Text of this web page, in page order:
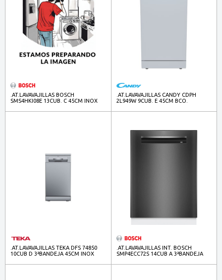
.AT.LAVAVAJILLAS BOSCH
SMS4HKI08E 13CUB. C 45CM INOX
.AT.LAVAVAJILLAS CANDY CDPH
2L949W 9CUB. E 45CM BCO.
.AT.LAVAVAJILLAS TEKA DFS 74850
10CUB D 3ªBANDEJA 45CM INOX
.AT.LAVAVAJILLAS INT. BOSCH
SMP4ECC72S 14CUB A 3ªBANDEJA